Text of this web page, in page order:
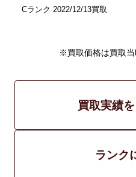
Cランク 2022/12/13買取
※買取価格は買取
買取実績
ランク